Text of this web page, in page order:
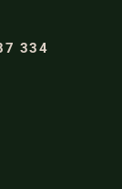
334